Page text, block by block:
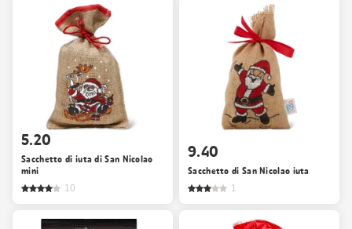
5.20
Sacchetto di iuta di San Nicolao
mini
10
9.40
Sacchetto di San Nicolao iuta
1